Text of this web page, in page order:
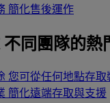
簡化售後運作
不同團隊的熱
您可從任何地點存取
簡化遠端存取與支援